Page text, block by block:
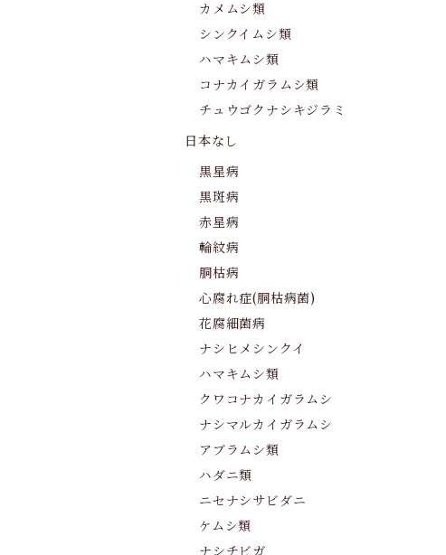
カメムシ類
シンクイムシ類
ハマキムシ類
コナカイガラムシ類
チュウゴクナシキジラミ
日本なし
黒星病
黒斑病
赤星病
輪紋病
胴枯病
心腐れ症(胴枯病菌)
花腐細菌病
ナシヒメシンクイ
ハマキムシ類
クワコナカイガラムシ
ナシマルカイガラムシ
アブラムシ類
ハダニ類
ニセナシサビダニ
ケムシ類
ナシチビガ